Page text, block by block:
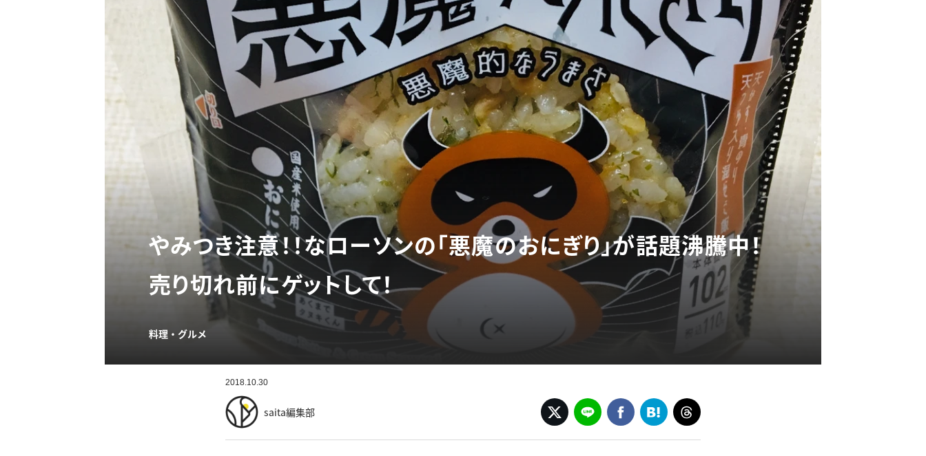
やみつき注意！！なローソンの「悪魔のおにぎり」が話題沸騰中！
売り切れ前にゲットして！
料理・グルメ
2018.10.30
saita編集部